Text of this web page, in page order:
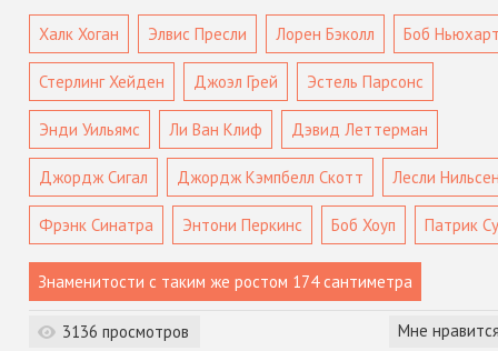
Халк Хоган Элвис Пресли Лорен Бэколл Боб
Стерлинг Хейден Джоэл Грей Эстель Парсонс
Энди Уильямс Ли Ван Клиф Дэвид Леттерман
Джордж Сигал Джордж Кэмпбелл Скотт Лесли
Фрэнк Синатра Энтони Перкинс Боб Хоуп Патрик
Мне
3136 просмотров